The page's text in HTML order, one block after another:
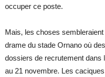
occuper ce poste.
Mais, les choses
drame du stade Ornano où
dossiers de recrutement dans
au 21 novembre. Les